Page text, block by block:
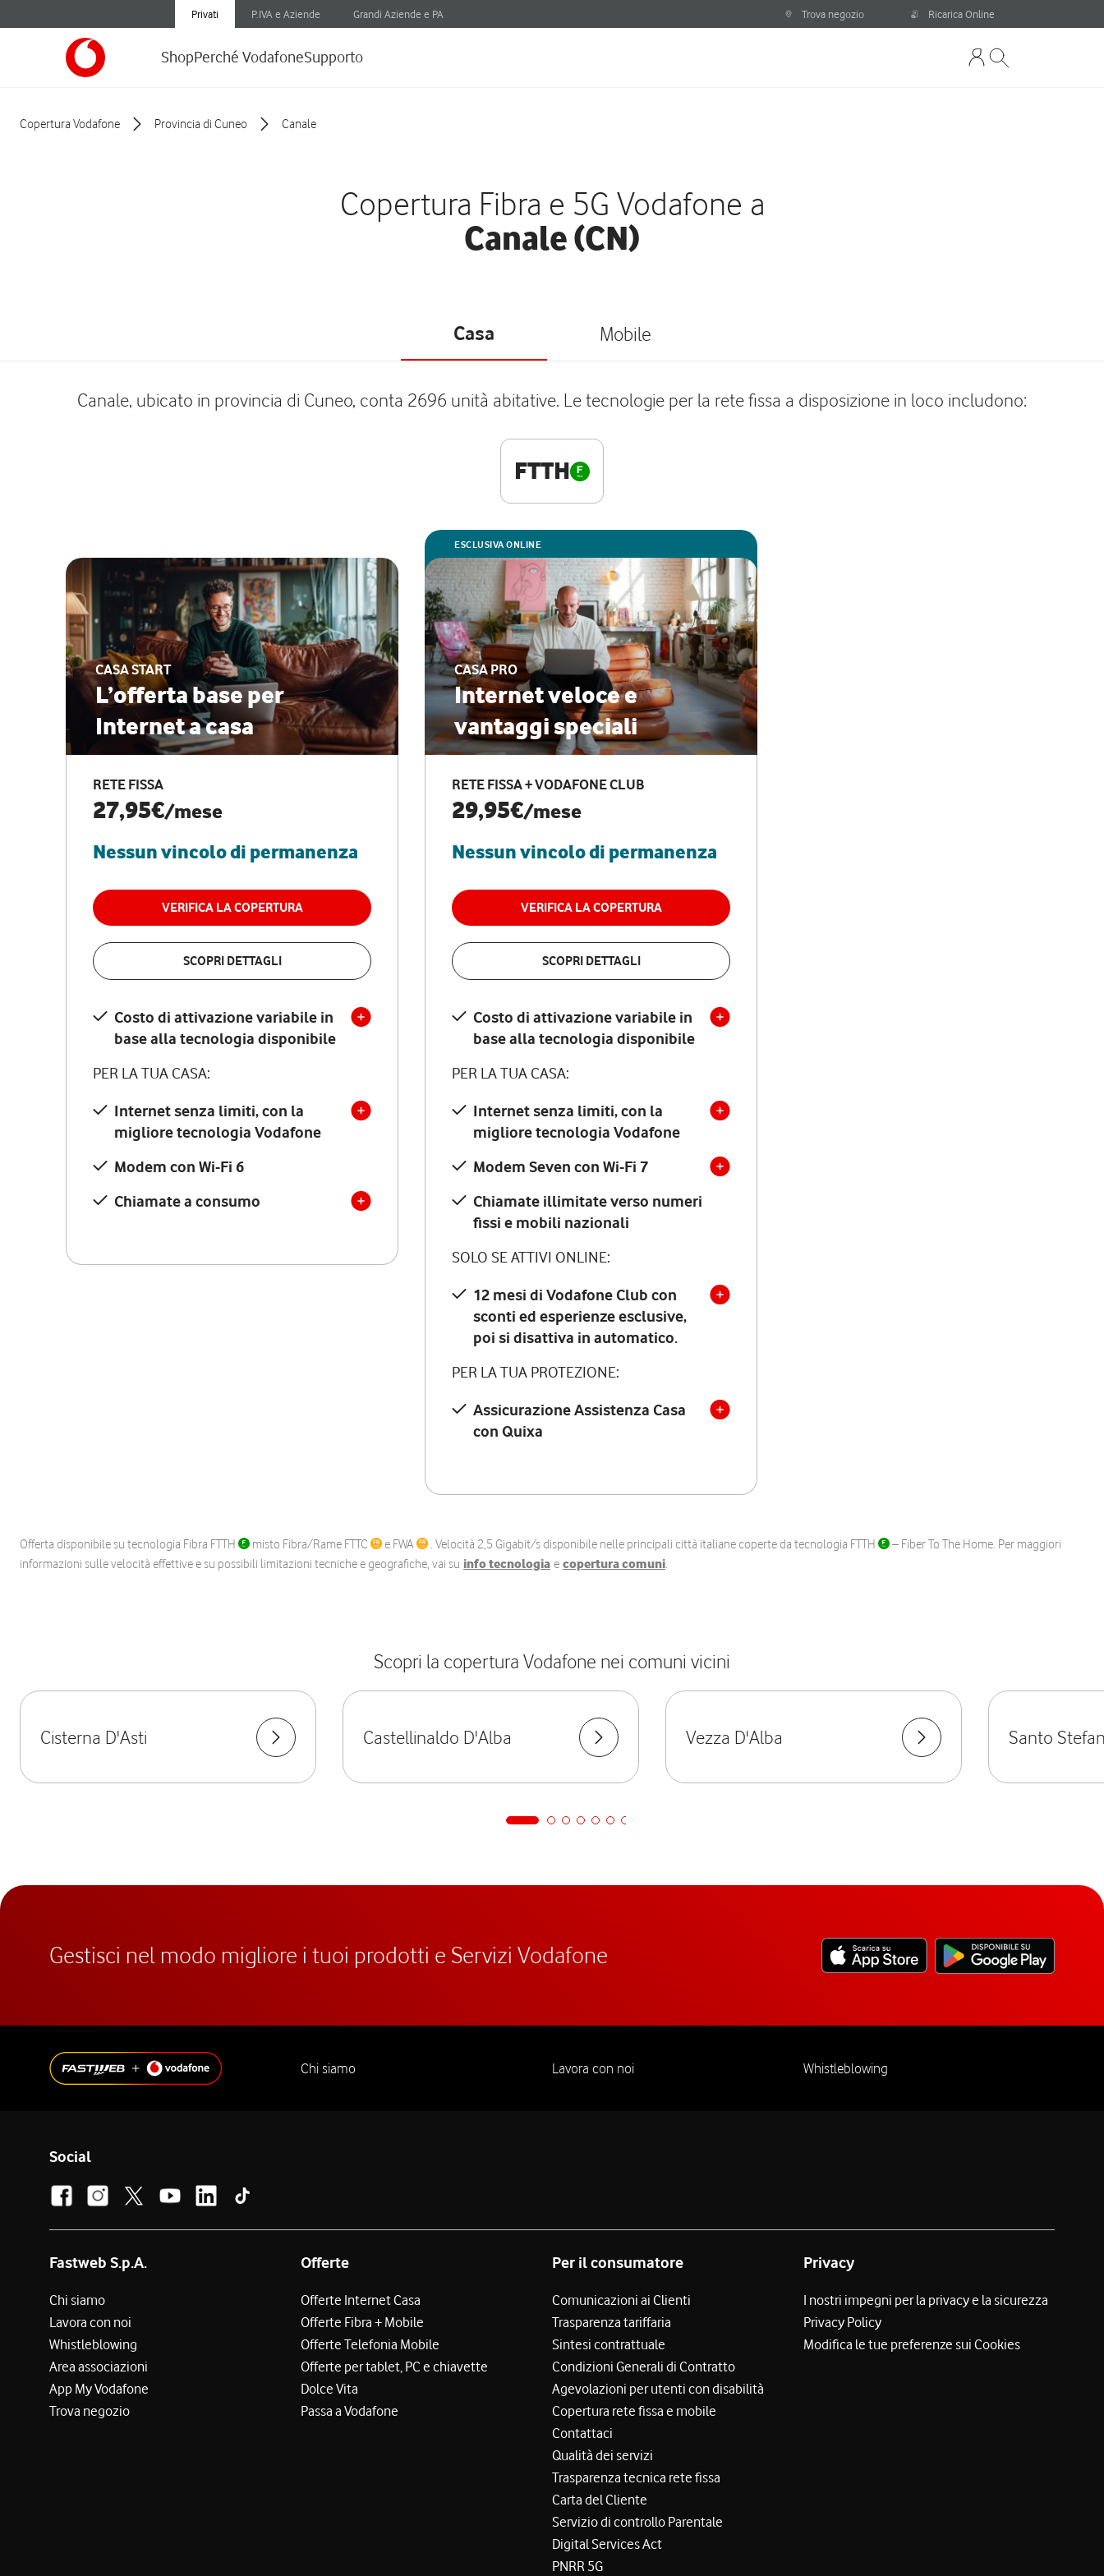
Privati P.IVA e Aziende Grandi Aziende e PA Trova negozio Ricarica Online
ShopPerché VodafoneSupporto
Copertura Vodafone Provincia di Cuneo Canale
Copertura Fibra e 5G Vodafone a
Canale (CN)
Casa Mobile
Canale, ubicato in provincia di Cuneo, conta 2696 unità abitative. Le tecnologie per la rete fissa a disposizione in loco includono:
FTTH
CASA START
L’offerta base per
Internet a casa
RETE FISSA
27,95€/mese
Nessun vincolo di permanenza
VERIFICA LA COPERTURA
SCOPRI DETTAGLI
Costo di attivazione variabile in
base alla tecnologia disponibile
PER LA TUA CASA:
Internet senza limiti, con la
migliore tecnologia Vodafone
Modem con Wi-Fi 6
Chiamate a consumo
ESCLUSIVA ONLINE
CASA PRO
Internet veloce e
vantaggi speciali
RETE FISSA + VODAFONE CLUB
29,95€/mese
Nessun vincolo di permanenza
VERIFICA LA COPERTURA
SCOPRI DETTAGLI
Costo di attivazione variabile in
base alla tecnologia disponibile
PER LA TUA CASA:
Internet senza limiti, con la
migliore tecnologia Vodafone
Modem Seven con Wi-Fi 7
Chiamate illimitate verso numeri
fissi e mobili nazionali
SOLO SE ATTIVI ONLINE:
12 mesi di Vodafone Club con
sconti ed esperienze esclusive,
poi si disattiva in automatico.
PER LA TUA PROTEZIONE:
Assicurazione Assistenza Casa
con Quixa
Offerta disponibile su tecnologia Fibra FTTH misto Fibra/Rame FTTC e FWA . Velocità 2,5 Gigabit/s disponibile nelle principali città italiane coperte da tecnologia FTTH
– Fiber To The Home. Per maggiori
informazioni sulle velocità effettive e su possibili limitazioni tecniche e geografiche, vai su info tecnologia e copertura comuni.
Scopri la copertura Vodafone nei comuni vicini
Cisterna D'Asti Castellinaldo D'Alba Vezza D'Alba Santo
Gestisci nel modo migliore i tuoi prodotti e Servizi Vodafone
Chi siamo Lavora con noi Whistleblowing
Social
Fastweb S.p.A.
Chi siamo
Lavora con noi
Whistleblowing
Area associazioni
App My Vodafone
Trova negozio
Offerte
Offerte Internet Casa
Offerte Fibra + Mobile
Offerte Telefonia Mobile
Offerte per tablet, PC e chiavette
Dolce Vita
Passa a Vodafone
Per il consumatore
Comunicazioni ai Clienti
Trasparenza tariffaria
Sintesi contrattuale
Condizioni Generali di Contratto
Agevolazioni per utenti con disabilità
Copertura rete fissa e mobile
Contattaci
Qualità dei servizi
Trasparenza tecnica rete fissa
Carta del Cliente
Servizio di controllo Parentale
Digital Services Act
PNRR 5G
Privacy
I nostri impegni per la privacy e la sicurezza
Privacy Policy
Modifica le tue preferenze sui Cookies